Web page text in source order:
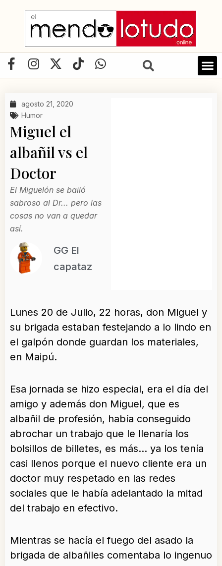
contenido
F
a
e
b
o
o
k
-
f
I
n
t
a
g
r
a
m
X
-
w
t
e
T
i
W
h
agosto 21, 2020
Humor
Miguel el
albañil vs el
Doctor
El Miguelón se bailó
sabroso al Dr... pero las
cosas no van a quedar
así.
GG El
capataz
Lunes 20 de Julio, 22 horas, don Miguel y
su brigada estaban festejando a lo lindo en
el galpón donde guardan los materiales,
en Maipú.
Esa jornada se hizo especial, era el día del
amigo y además don Miguel, que es
albañil de profesión, había conseguido
abrochar un trabajo que le llenaría los
bolsillos de billetes, es más… ya los tenía
casi llenos porque el nuevo cliente era un
doctor muy respetado en las redes
sociales que le había adelantado la mitad
del trabajo en efectivo.
Mientras se hacía el fuego del asado la
brigada de albañiles comentaba lo ingenuo